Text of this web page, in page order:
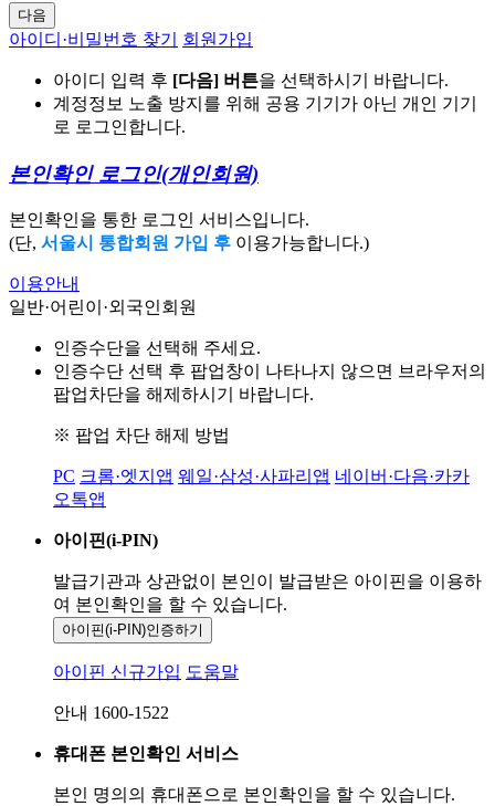
다음
아이디·비밀번호 찾기 회원가입
아이디 입력 후 [다음] 버튼을 선택하시기 바랍니다.
계정정보 노출 방지를 위해 공용 기기가 아닌 개인 기기
로 로그인합니다.
본인확인 로그인(개인회원)
본인확인을 통한 로그인 서비스입니다.
(단, 서울시 통합회원 가입 후 이용가능합니다.)
이용안내
일반·어린이·외국인회원
인증수단을 선택해 주세요.
인증수단 선택 후 팝업창이 나타나지 않으면 브라우저의
팝업차단을 해제하시기 바랍니다.
※ 팝업 차단 해제 방법
PC 크롬·엣지앱 웨일·삼성·사파리앱 네이버·다음·카카
오톡앱
아이핀(i-PIN)
발급기관과 상관없이 본인이 발급받은 아이핀을 이용하
여 본인확인을 할 수 있습니다.
아이핀(i-PIN)인증하기
아이핀 신규가입 도움말
안내 1600-1522
휴대폰 본인확인 서비스
본인 명의의 휴대폰으로 본인확인을 할 수 있습니다.